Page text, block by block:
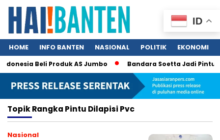
HOME INFO BANTEN NASIONAL POLITIK EKONOMI
Beli Produk AS Jumbo Bandara Soetta Jadi Pintu
TopikRangka Pintu Dilapisi Pvc
Nasional
ID